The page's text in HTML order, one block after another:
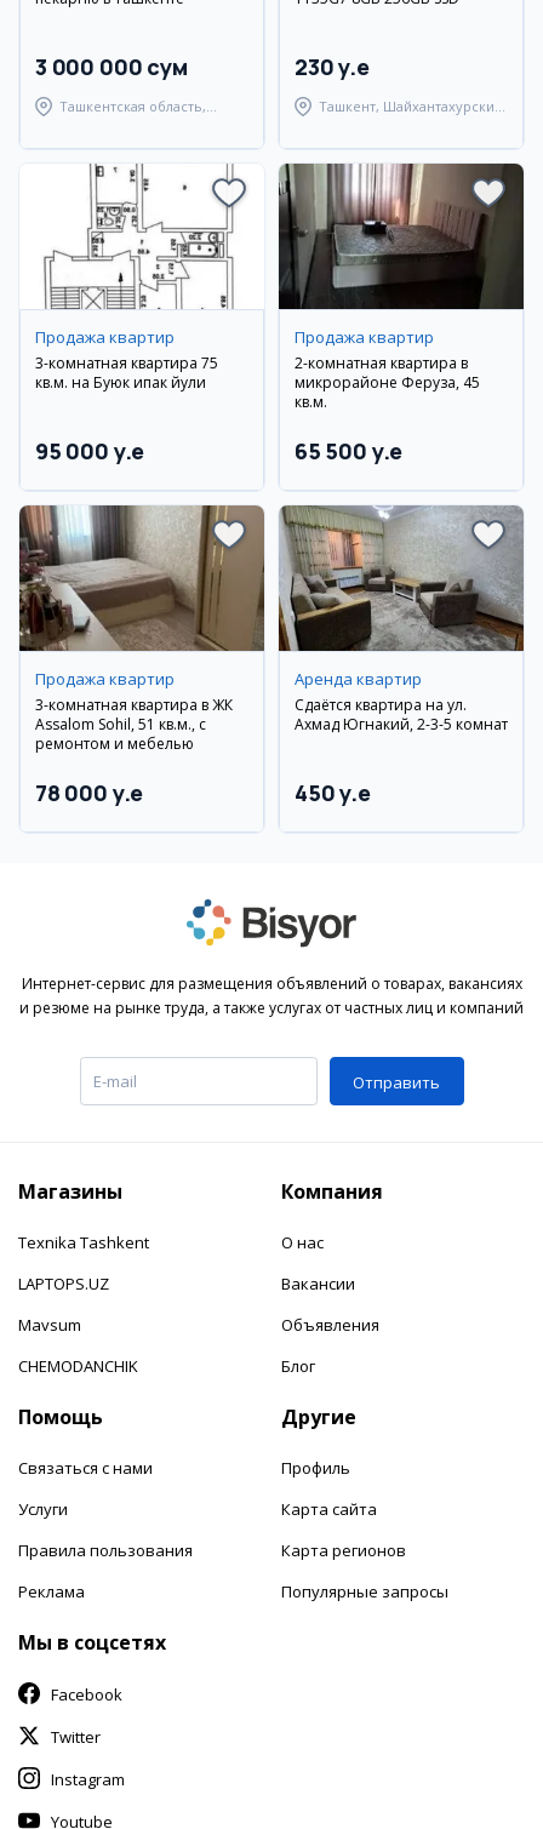
3 000 000 сум
Ташкентская область,
230 y.e
Ташкент, Шайхантахурский
Продажа квартир
3-комнатная квартира 75
кв.м. на Буюк ипак йули
95 000 y.e
Продажа квартир
2-комнатная квартира в
микрорайоне Феруза, 45
кв.м.
65 500 y.e
Продажа квартир
3-комнатная квартира в ЖК
Assalom Sohil, 51 кв.м., с
ремонтом и мебелью
78 000 y.e
Аренда квартир
Сдаётся квартира на ул.
Ахмад Югнакий, 2-3-5 комнат
450 y.e
Интернет-сервис для размещения объявлений о товарах, вакансиях
и резюме на рынке труда, а также услугах от частных лиц и компаний
Отправить
Магазины
Texnika Tashkent
LAPTOPS.UZ
Mavsum
CHEMODANCHIK
Компания
О нас
Вакансии
Объявления
Блог
Помощь
Связаться с нами
Услуги
Правила пользования
Реклама
Другие
Профиль
Карта сайта
Карта регионов
Популярные запросы
Мы в соцсетях
Facebook
Twitter
Instagram
Youtube